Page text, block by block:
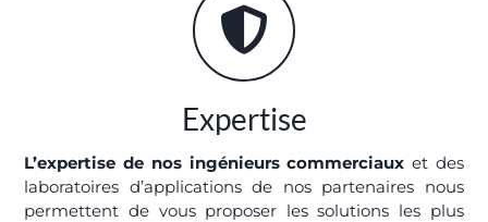
Expertise
L’expertise de nos ingénieurs commerciaux et des
laboratoires d’applications de nos partenaires nous
permettent de vous proposer les solutions les plus